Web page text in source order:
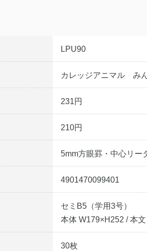
LPU90
カレッジアニマル み
231円
210円
5mm方眼罫・中心リー
4901470099401
セミB5（学用3号）
本体 W179×H252 / 本
30枚